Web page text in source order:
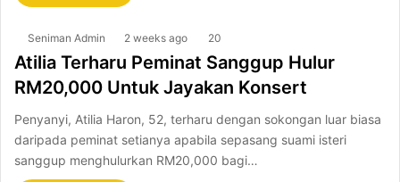
Seniman Admin 2 weeks ago 20
Atilia Terharu Peminat Sanggup Hulur
RM20,000 Untuk Jayakan Konsert
Penyanyi, Atilia Haron, 52, terharu dengan sokongan luar biasa
daripada peminat setianya apabila sepasang suami isteri
sanggup menghulurkan RM20,000 bagi…